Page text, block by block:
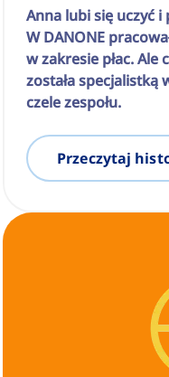
Anna lubi się uczyć
W DANONE
w zakresie płac. Ale
została specjalistką
czele zespołu.
Przeczytaj